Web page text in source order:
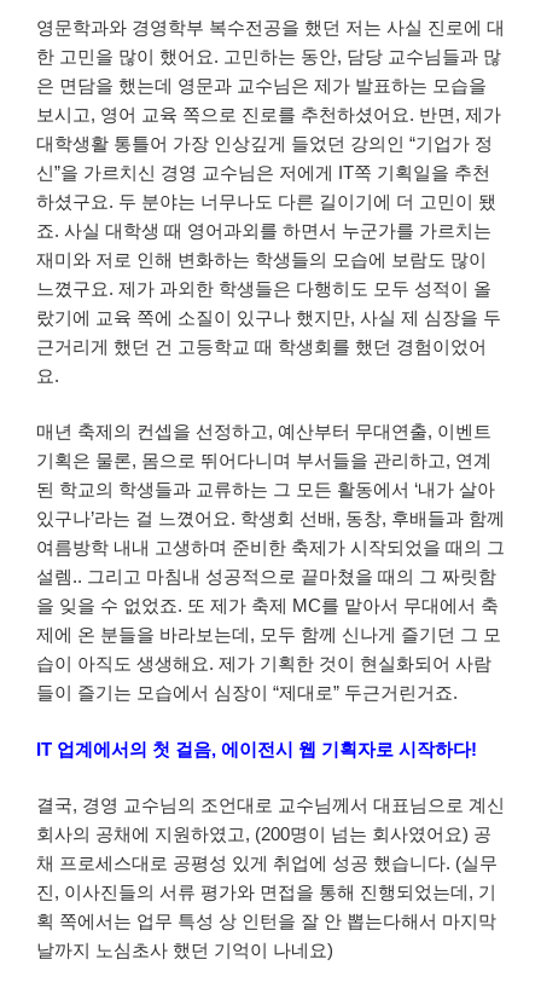
영문학과와 경영학부 복수전공을 했던 저는 사실 진로에 대
한 고민을 많이 했어요. 고민하는 동안, 담당 교수님들과 많
은 면담을 했는데 영문과 교수님은 제가 발표하는 모습을
보시고, 영어 교육 쪽으로 진로를 추천하셨어요. 반면, 제가
대학생활 통틀어 가장 인상깊게 들었던 강의인 “기업가 정
신”을 가르치신 경영 교수님은 저에게 IT쪽 기획일을 추천
하셨구요. 두 분야는 너무나도 다른 길이기에 더 고민이 됐
죠. 사실 대학생 때 영어과외를 하면서 누군가를 가르치는
재미와 저로 인해 변화하는 학생들의 모습에 보람도 많이
느꼈구요. 제가 과외한 학생들은 다행히도 모두 성적이 올
랐기에 교육 쪽에 소질이 있구나 했지만, 사실 제 심장을 두
근거리게 했던 건 고등학교 때 학생회를 했던 경험이었어
요.
매년 축제의 컨셉을 선정하고, 예산부터 무대연출, 이벤트
기획은 물론, 몸으로 뛰어다니며 부서들을 관리하고, 연계
된 학교의 학생들과 교류하는 그 모든 활동에서 ‘내가 살아
있구나’라는 걸 느꼈어요. 학생회 선배, 동창, 후배들과 함께
여름방학 내내 고생하며 준비한 축제가 시작되었을 때의 그
설렘.. 그리고 마침내 성공적으로 끝마쳤을 때의 그 짜릿함
을 잊을 수 없었죠. 또 제가 축제 MC를 맡아서 무대에서 축
제에 온 분들을 바라보는데, 모두 함께 신나게 즐기던 그 모
습이 아직도 생생해요. 제가 기획한 것이 현실화되어 사람
들이 즐기는 모습에서 심장이 “제대로” 두근거린거죠.
IT 업계에서의 첫 걸음, 에이전시 웹 기획자로 시작하다!
결국, 경영 교수님의 조언대로 교수님께서 대표님으로 계신
회사의 공채에 지원하였고, (200명이 넘는 회사였어요) 공
채 프로세스대로 공평성 있게 취업에 성공 했습니다. (실무
진, 이사진들의 서류 평가와 면접을 통해 진행되었는데, 기
획 쪽에서는 업무 특성 상 인턴을 잘 안 뽑는다해서 마지막
날까지 노심초사 했던 기억이 나네요)